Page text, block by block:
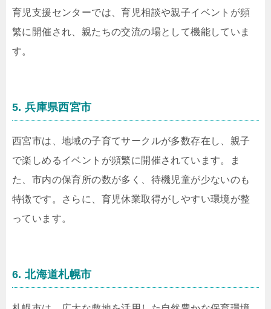
育児支援センターでは、育児相談や親子イベントが頻
繁に開催され、親たちの交流の場として機能していま
す。
5. 兵庫県西宮市
西宮市は、地域の子育てサークルが多数存在し、親子
で楽しめるイベントが頻繁に開催されています。ま
た、市内の保育所の数が多く、待機児童が少ないのも
特徴です。さらに、育児休業取得がしやすい環境が整
っています。
6. 北海道札幌市